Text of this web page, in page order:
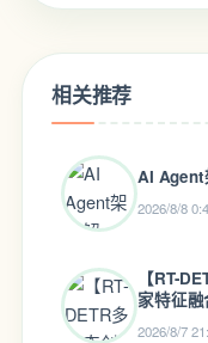
相关推荐
AI Agent
2026/8/8
【RT-
家特征
态地选
2026/8/7